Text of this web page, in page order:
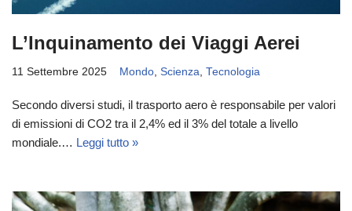
L’Inquinamento dei Viaggi Aerei
11 Settembre 2025 Mondo, Scienza, Tecnologia
Secondo diversi studi, il trasporto aero è responsabile per valori
di emissioni di CO2 tra il 2,4% ed il 3% del totale a livello
mondiale.… Leggi tutto »